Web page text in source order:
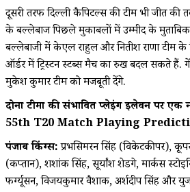
दूसरी तरफ दिल्ली कैपिटल्स की टीम भी जीत की
के बल्लेबाज पिछले मुकाबलों में उम्मीद के मुताबिक
बल्लेबाजी में केएल राहुल और नितीश राणा टीम
ऑर्डर में ट्रिस्टन स्टब्स मैच का रुख बदल सकते हैं.
मुकेश कुमार टीम को मजबूती देंगे.
दोनों टीमों की संभावित प्लेइंग इलेवन पर
55th T20 Match Playing
पंजाब किंग्स:प्रभसिमरन सिंह (विकेटकीपर),
(कप्तान), शशांक सिंह, सूर्यांश शेडगे, मार्कस
फर्ग्यूसन, विजयकुमार वैशाक, अर्शदीप सिंह और